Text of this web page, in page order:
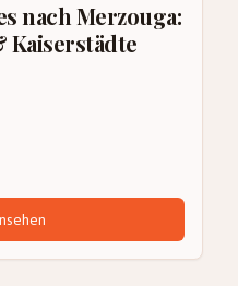
nach Merzouga:
Kaiserstädte